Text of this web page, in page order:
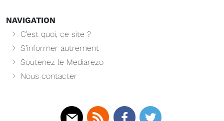
NAVIGATION
C’est quoi, ce site ?
S’informer autrement
Soutenez le Mediarezo
Nous contacter